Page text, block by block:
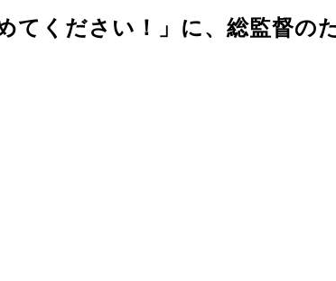
てください！」に、総監督の